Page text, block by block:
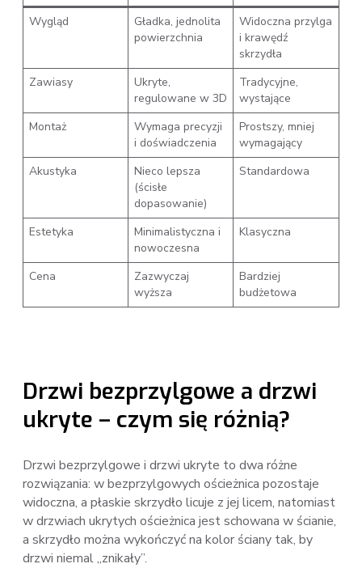
Wygląd
Gładka, jednolita
powierzchnia
Widoczna przylga
i krawędź
skrzydła
Zawiasy
Ukryte,
regulowane w 3D
Tradycyjne,
wystające
Montaż
Wymaga precyzji
i doświadczenia
Prostszy, mniej
wymagający
Akustyka
Nieco lepsza
(ścisłe
dopasowanie)
Standardowa
Estetyka
Minimalistyczna i
nowoczesna
Klasyczna
Cena
Zazwyczaj
wyższa
Bardziej
budżetowa
Drzwi bezprzylgowe a drzwi
ukryte – czym się różnią?
Drzwi bezprzylgowe i drzwi ukryte to dwa różne
rozwiązania: w bezprzylgowych ościeżnica pozostaje
widoczna, a płaskie skrzydło licuje z jej licem, natomiast
w drzwiach ukrytych ościeżnica jest schowana w ścianie,
a skrzydło można wykończyć na kolor ściany tak, by
drzwi niemal „znikały”.